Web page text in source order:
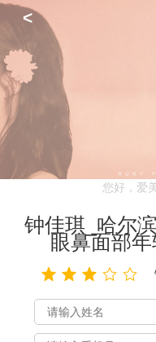
<
您好，爱
钟佳琪_哈尔
眼鼻面部